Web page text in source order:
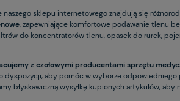
naszego sklepu internetowego znajdują się
, zapewniające komfortowe podawanie tlenu
do koncentratorów tlenu, opasek do rurek,
z czołowymi producentami sprzętu
dyspozycji, aby pomóc w wyborze
błyskawiczną wysyłkę kupionych artykułów,